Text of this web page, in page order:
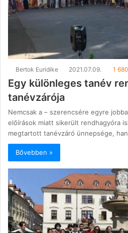
Bertok Euridike 2021.07.09. 1 680
Egy különleges tanév
tanévzárója
Nemcsak a – szerencsére egyre
előírások miatt sikerült rendhagyóra
megtartott tanévzáró ünnepsége,
Bővebben »